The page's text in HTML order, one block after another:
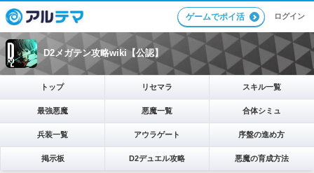
ゲームでポイ活 ログイン
D2メガテン攻略wiki【公認】
トップ リセマラ スキル一覧
最強悪魔 悪魔一覧 合体シミュ
兵装一覧 アウラゲート 序盤の進め方
掲示板 D2デュエル攻略 悪魔の育成方法